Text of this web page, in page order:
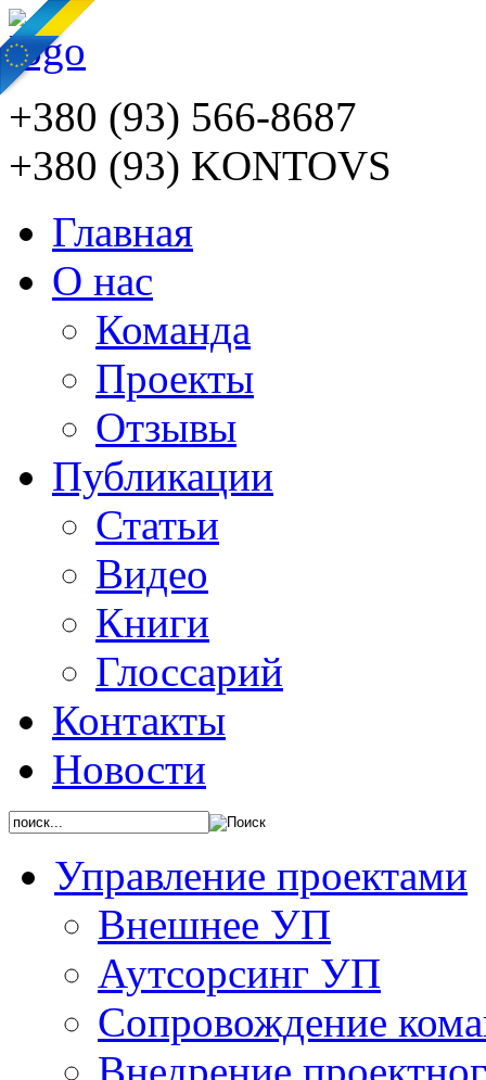
+380 (93) 566-8687
+380 (93) KONTOVS
Главная
О нас
Команда
Проекты
Отзывы
Публикации
Статьи
Видео
Книги
Глоссарий
Контакты
Новости
Управление проектами
Внешнее УП
Аутсорсинг УП
Сопровождение